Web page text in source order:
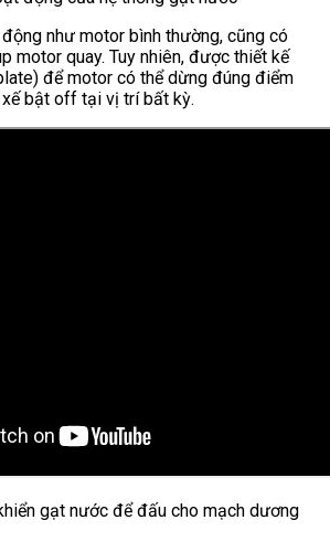
như motor bình thường, cũng có
motor quay. Tuy nhiên, được thiết kế
để motor có thể dừng đúng điểm
bật off tại vị trí bất kỳ.
gạt nước để đấu cho mạch dương